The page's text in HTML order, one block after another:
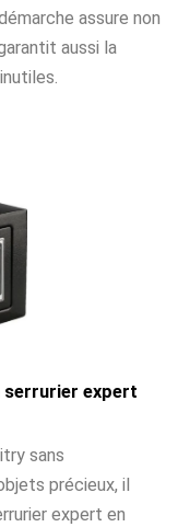
assure non
aussi la
serrurier expert
sans
précieux, il
expert en